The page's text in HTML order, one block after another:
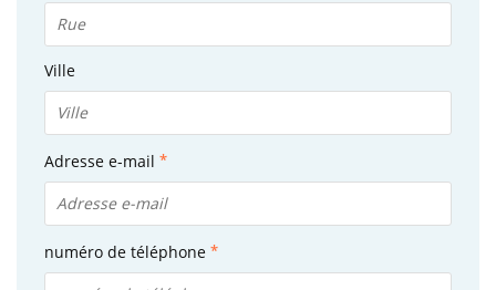
Ville
Adresse e-mail
numéro de téléphone